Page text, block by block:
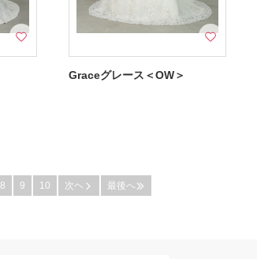
Graceグレース＜OW＞
8 9 10 次ヘ 最後へ